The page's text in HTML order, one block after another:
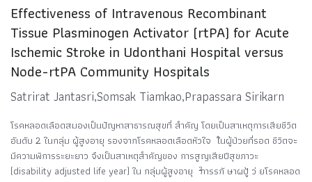
Effectiveness of Intravenous Recombinant
Tissue Plasminogen Activator (rtPA) for Acute
Ischemic Stroke in Udonthani Hospital versus
Node-rtPA Community Hospitals
Satrirat Jantasri,Somsak Tiamkao,Prapassara Sirikarn
โรคหลอดเลือดสมองเป็นปัญหาสาธารณสุขที่ สำคัญ โดยเป็นสาเหตุการเสียชีวิต
อันดับ 2 ในกลุ่ม ผู้สูงอายุ รองจากโรคหลอดเลือดหัวใจ 1ในผู้ป่วยที่รอด ชีวิตจะ
มีความพิการระยะยาว จึงเป็นสาเหตุสำคัญของ การสูญเสียปีสุขภาวะ
(disability adjusted life year) ใน กลุ่มผู้สูงอายุ 2
การรกั ษาผปู้ ว่ ยโรคหลอด